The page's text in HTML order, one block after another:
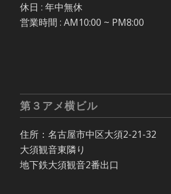
休日 : 年中無休
営業時間 : AM10:00 ~ PM8:00
第３アメ横ビル
住所：名古屋市中区大須2-21-32
大須観音東隣り
地下鉄大須観音2番出口